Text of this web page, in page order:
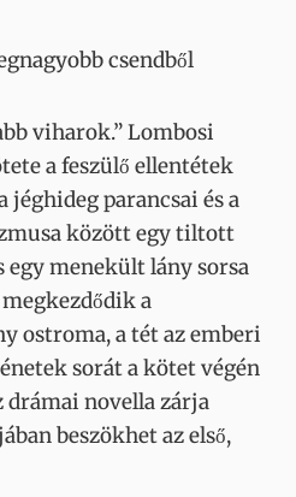
csendből
viharok.” Lombosi
a feszülő ellentétek
parancsai és a
között egy tiltott
egy menekült lány sorsa
a
ostroma, a tét az emberi
sorát a kötet végén
drámai novella zárja
beszökhet az első,